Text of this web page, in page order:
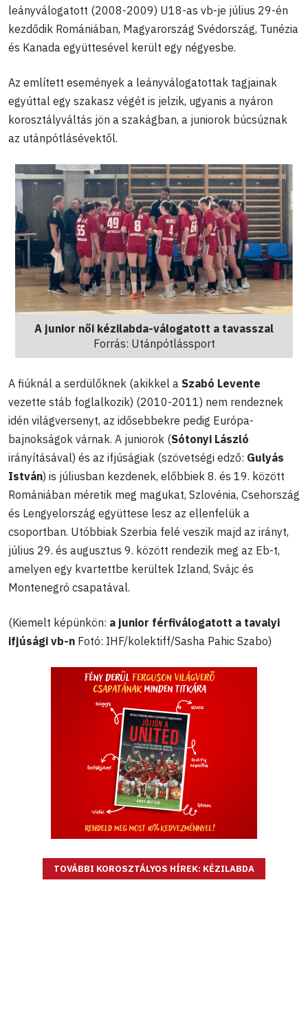
leányválogatott (2008-2009) U18-as vb-je július 29-én
kezdődik Romániában, Magyarország Svédország, Tunézia
és Kanada együttesével került egy négyesbe.
Az említett események a leányválogatottak tagjainak
egyúttal egy szakasz végét is jelzik, ugyanis a nyáron
korosztályváltás jön a szakágban, a juniorok búcsúznak
az utánpótlásévektől.
A junior női kézilabda-válogatott a tavasszal
Forrás: Utánpótlássport
A fiúknál a serdülőknek (akikkel a Szabó Levente
vezette stáb foglalkozik) (2010-2011) nem rendeznek
idén világversenyt, az idősebbekre pedig Európa-
bajnokságok várnak. A juniorok (Sótonyi László
irányításával) és az ifjúságiak (szövetségi edző: Gulyás
István) is júliusban kezdenek, előbbiek 8. és 19. között
Romániában méretik meg magukat, Szlovénia, Csehország
és Lengyelország együttese lesz az ellenfelük a
csoportban. Utóbbiak Szerbia felé veszik majd az irányt,
július 29. és augusztus 9. között rendezik meg az Eb-t,
amelyen egy kvartettbe kerültek Izland, Svájc és
Montenegró csapatával.
(Kiemelt képünkön: a junior férfiválogatott a tavalyi
ifjúsági vb-n Fotó: IHF/kolektiff/Sasha Pahic Szabo)
TOVÁBBI KOROSZTÁLYOS HÍREK: KÉZILABDA